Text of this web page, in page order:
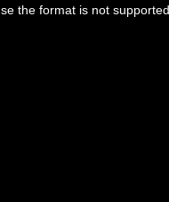
the format is not supported.